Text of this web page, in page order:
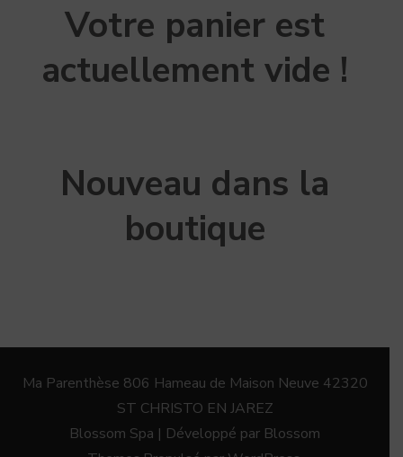
Votre panier est
actuellement vide !
Nouveau dans la
boutique
Ma Parenthèse 806 Hameau de Maison Neuve 42320
ST CHRISTO EN JAREZ
Blossom Spa | Développé par Blossom